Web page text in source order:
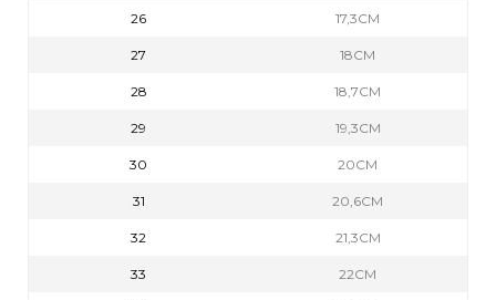
26 17,3CM
27 18CM
28 18,7CM
29 19,3CM
30 20CM
31 20,6CM
32 21,3CM
33 22CM